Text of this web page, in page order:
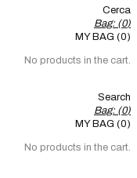
Cerca
Bag: (0)
MY BAG (0)
No products in the cart.
Search
Bag: (0)
MY BAG (0)
No products in the cart.